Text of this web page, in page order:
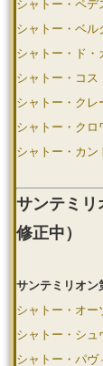
シャトー・ペデ
シャトー・ベル
シャトー・ド・
シャトー・コス
シャトー・クレ
シャトー・クロ
シャトー・カン
サンテミリ
修正中）
サンテミリオン
シャトー・オー
シャトー・シュ
シャトー・パヴ